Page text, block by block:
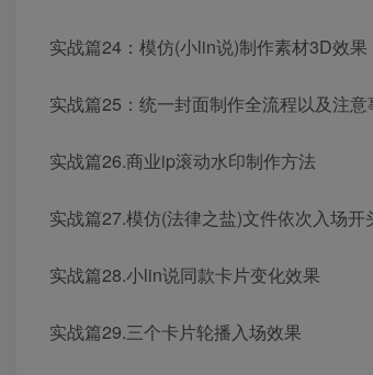
实战篇24：模仿(小lin说)制作素材3D效果
实战篇25：统一封面制作全流程以及注意
实战篇26.商业ip滚动水印制作方法
实战篇27.模仿(法律之盐)文件依次入场开
实战篇28.小lin说同款卡片变化效果
实战篇29.三个卡片轮播入场效果